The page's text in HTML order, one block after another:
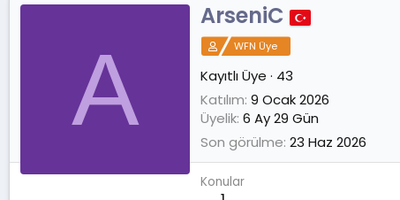
A
ArseniC
WFN Üye
Kayıtlı Üye · 43
Katılım 9 Ocak 2026
Üyelik 6 Ay 29 Gün
Son görülme 23 Haz 2026
Konular